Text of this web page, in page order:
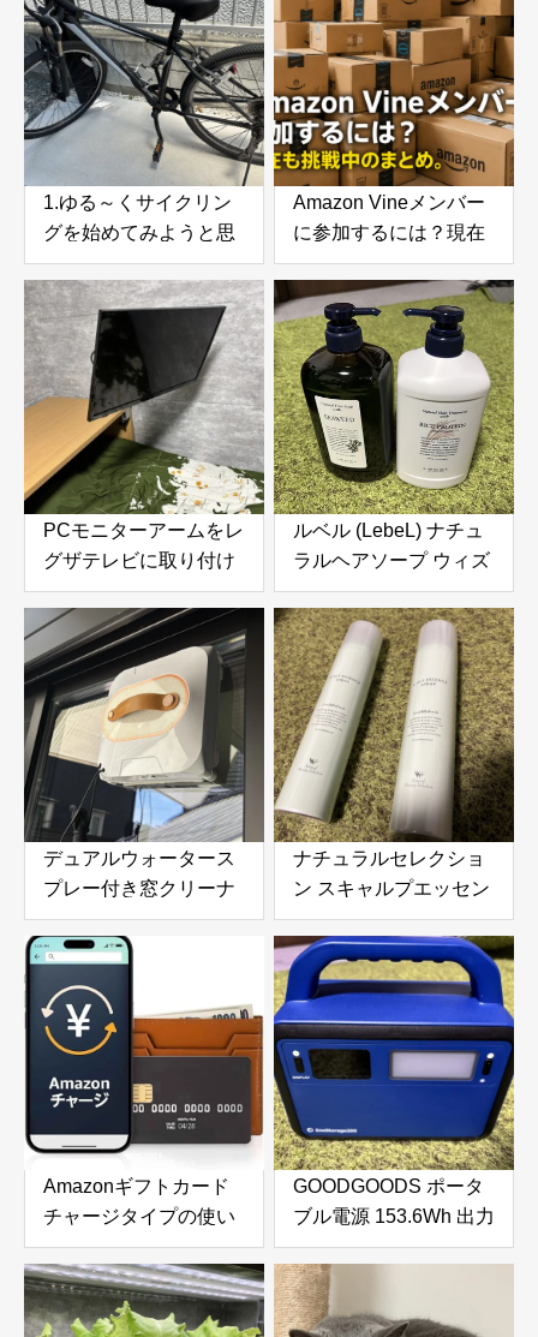
1.ゆる～くサイクリン
グを始めてみようと思
う。準備中に検討した
商品と今の意気込み
Amazon Vineメンバー
に参加するには？現在
も挑戦中のまとめ。招
待される条件やレビュ
ー数・参考になったの
目安
PCモニターアームをレ
グザテレビに取り付け
てみたら快適すぎた！
VESA変換プレートで
実現した便利な使い方
ルベル (LebeL) ナチュ
ラルヘアソープ ウィズ
SW (シーウィード
1000ml) & ナチュラル
ヘアトリートメント ウ
ィズ RP (ライスプロテ
イン 980g) の口コミ・
評判を徹底レビュー｜
使用感やおすすめな人
を解説
デュアルウォータース
プレー付き窓クリーナ
ーロボット 6000Pa吸
引力搭載｜高層ビルの
で掃除できる窓掃除ロ
ボットを徹底レビュー
ナチュラルセレクショ
ン スキャルプエッセン
ススプレー 180g 頭皮
＆ボディ用美容液を徹
底レビュー｜炭酸泡で
手軽に頭皮と肌をリフ
レッシュ
Amazonギフトカード
チャージタイプの使い
方とメリットを徹底解
説｜お得な活用方法と
注意点
GOODGOODS ポータ
ブル電源 153.6Wh 出力
200Wをふるさと納税
で手に入れる！防災・
アウトドアに最適な小